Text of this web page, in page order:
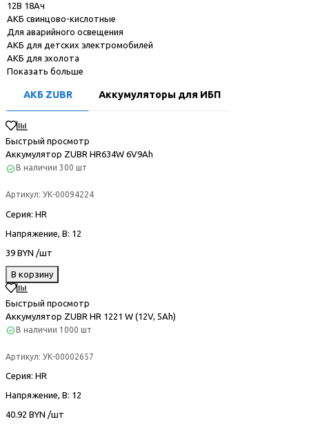
12В 18Ач
АКБ свинцово-кислотные
Для аварийного освещения
АКБ для детских электромобилей
АКБ для эхолота
Показать больше
АКБ ZUBR Аккумуляторы для ИБП
Быстрый просмотр
Аккумулятор ZUBR HR634W 6V9Ah
В наличии 300 шт
Артикул: УК-00094224
Серия: HR
Напряжение, В: 12
39 BYN /шт
В корзину
Быстрый просмотр
Аккумулятор ZUBR HR 1221 W (12V, 5Ah)
В наличии 1000 шт
Артикул: УК-00002657
Серия: HR
Напряжение, В: 12
40.92 BYN /шт